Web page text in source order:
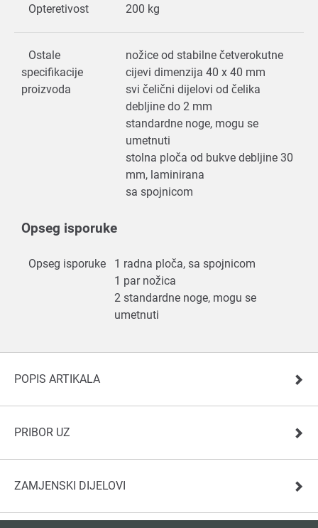
Opteretivost 200 kg
Ostale
specifikacije
proizvoda
nožice od stabilne četverokutne
cijevi dimenzija 40 x 40 mm
svi čelični dijelovi od čelika
debljine do 2 mm
standardne noge, mogu se
umetnuti
stolna ploča od bukve debljine 30
mm, laminirana
sa spojnicom
Opseg isporuke
Opseg isporuke
1 radna ploča, sa spojnicom
1 par nožica
2 standardne noge, mogu se
umetnuti
POPIS ARTIKALA
PRIBOR UZ
ZAMJENSKI DIJELOVI